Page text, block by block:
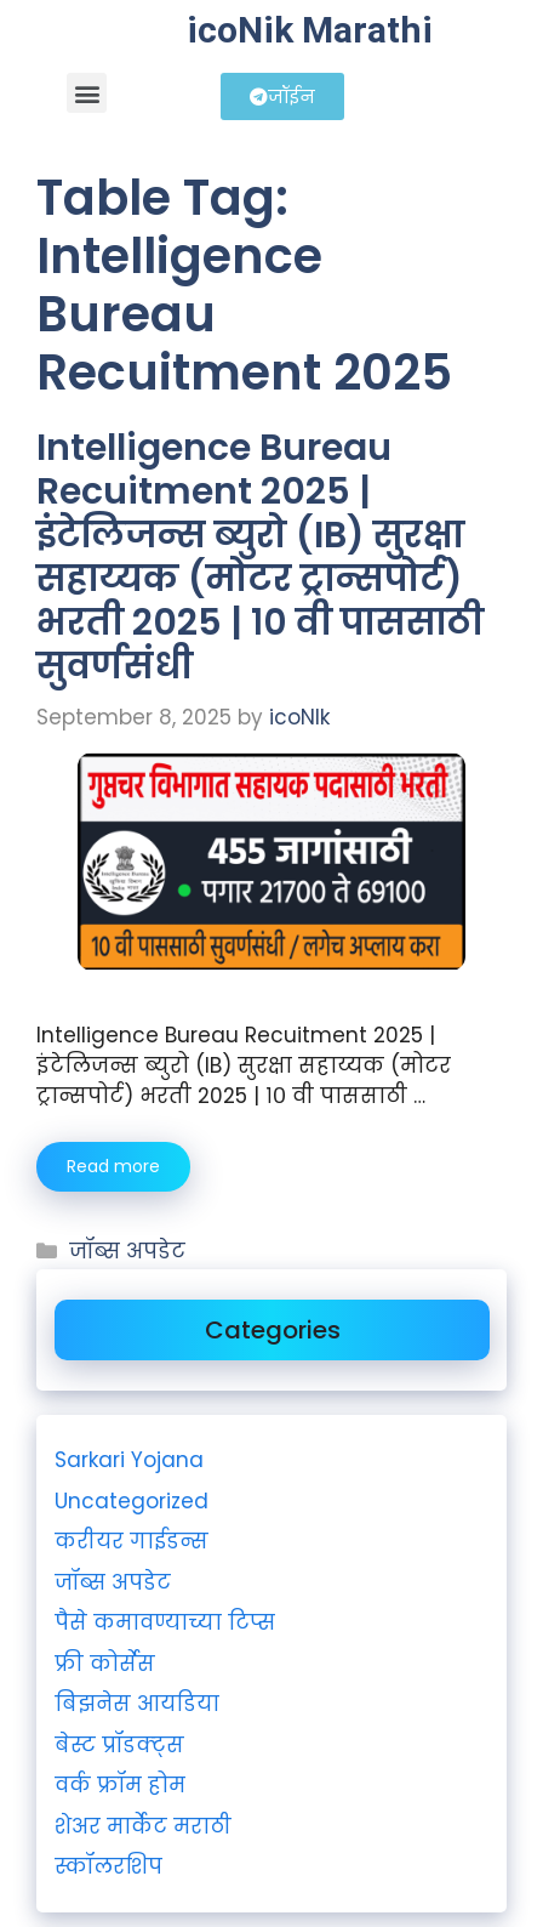
icoNik Marathi
जॉईन
Table Tag:
Intelligence
Bureau
Recuitment 2025
Intelligence Bureau
Recuitment 2025 |
इंटेलिजन्स ब्युरो (IB) सुरक्षा
सहाय्यक (मोटर ट्रान्सपोर्ट)
भरती 2025 | १० वी पाससाठी
सुवर्णसंधी
September 8, 2025 by icoNIk
Intelligence Bureau Recuitment 2025 |
इंटेलिजन्स ब्युरो (IB) सुरक्षा सहाय्यक (मोटर
ट्रान्सपोर्ट) भरती 2025 | १० वी पाससाठी …
Read more
जॉब्स अपडेट
Categories
Sarkari Yojana
Uncategorized
करीयर गाईडन्स
जॉब्स अपडेट
पैसे कमावण्याच्या टिप्स
फ्री कोर्सेस
बिझनेस आयडिया
बेस्ट प्रॉडक्ट्स
वर्क फ्रॉम होम
शेअर मार्केट मराठी
स्कॉलरशिप